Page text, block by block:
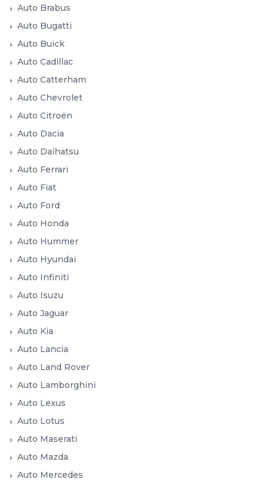
Auto Brabus
Auto Bugatti
Auto Buick
Auto Cadillac
Auto Catterham
Auto Chevrolet
Auto Citroën
Auto Dacia
Auto Daihatsu
Auto Ferrari
Auto Fiat
Auto Ford
Auto Honda
Auto Hummer
Auto Hyundai
Auto Infiniti
Auto Isuzu
Auto Jaguar
Auto Kia
Auto Lancia
Auto Land Rover
Auto Lamborghini
Auto Lexus
Auto Lotus
Auto Maserati
Auto Mazda
Auto Mercedes